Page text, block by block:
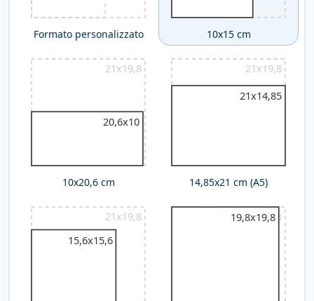
Formato personalizzato 10x15 cm
21x19,8
20,6x10
10x20,6 cm
21x19,8
21x14,85
14,85x21 cm (A5)
21x19,8
15,6x15,6
21x19,8
19,8x19,8